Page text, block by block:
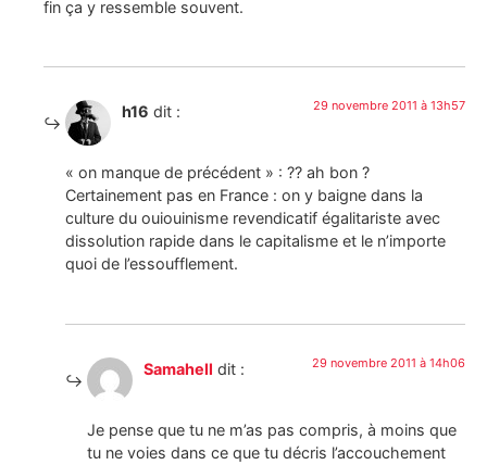
fin ça y ressemble souvent.
h16 dit : 29 novembre 2011 à 13h57
« on manque de précédent » : ?? ah bon ?
Certainement pas en France : on y baigne dans la
culture du ouiouinisme revendicatif égalitariste avec
dissolution rapide dans le capitalisme et le n’importe
quoi de l’essoufflement.
Samahell dit : 29 novembre 2011 à 14h06
Je pense que tu ne m’as pas compris, à moins que
tu ne voies dans ce que tu décris l’accouchement